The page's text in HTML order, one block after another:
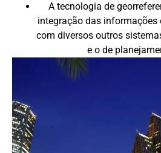
A tecnologia de
integração das
com diversos outros
e o de